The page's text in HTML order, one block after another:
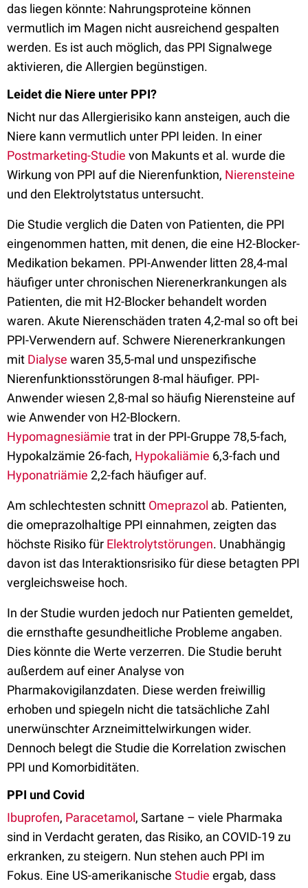
das liegen könnte: Nahrungsproteine können
vermutlich im Magen nicht ausreichend gespalten
werden. Es ist auch möglich, das PPI Signalwege
aktivieren, die Allergien begünstigen.
Leidet die Niere unter PPI?
Nicht nur das Allergierisiko kann ansteigen, auch die
Niere kann vermutlich unter PPI leiden. In einer
Postmarketing-Studie von Makunts et al. wurde die
Wirkung von PPI auf die Nierenfunktion, Nierensteine
und den Elektrolytstatus untersucht.
Die Studie verglich die Daten von Patienten, die PPI
eingenommen hatten, mit denen, die eine H2-Blocker-
Medikation bekamen. PPI-Anwender litten 28,4-mal
häufiger unter chronischen Nierenerkrankungen als
Patienten, die mit H2-Blocker behandelt worden
waren. Akute Nierenschäden traten 4,2-mal so oft bei
PPI-Verwendern auf. Schwere Nierenerkrankungen
mit Dialyse waren 35,5-mal und unspezifische
Nierenfunktionsstörungen 8-mal häufiger. PPI-
Anwender wiesen 2,8-mal so häufig Nierensteine auf
wie Anwender von H2-Blockern.
Hypomagnesiämie trat in der PPI-Gruppe 78,5-fach,
Hypokalzämie 26-fach, Hypokaliämie 6,3-fach und
Hyponatriämie 2,2-fach häufiger auf.
Am schlechtesten schnitt Omeprazol ab. Patienten,
die omeprazolhaltige PPI einnahmen, zeigten das
höchste Risiko für Elektrolytstörungen. Unabhängig
davon ist das Interaktionsrisiko für diese betagten PPI
vergleichsweise hoch.
In der Studie wurden jedoch nur Patienten gemeldet,
die ernsthafte gesundheitliche Probleme angaben.
Dies könnte die Werte verzerren. Die Studie beruht
außerdem auf einer Analyse von
Pharmakovigilanzdaten. Diese werden freiwillig
erhoben und spiegeln nicht die tatsächliche Zahl
unerwünschter Arzneimittelwirkungen wider.
Dennoch belegt die Studie die Korrelation zwischen
PPI und Komorbiditäten.
PPI und Covid
Ibuprofen, Paracetamol, Sartane – viele Pharmaka
sind in Verdacht geraten, das Risiko, an COVID-19 zu
erkranken, zu steigern. Nun stehen auch PPI im
Fokus. Eine US-amerikanische Studie ergab, dass